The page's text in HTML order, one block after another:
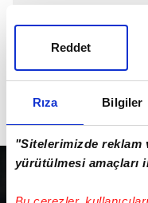
Rıza Bilgiler
"Sitelerimizde reklam
yürütülmesi amaçları
Reddet